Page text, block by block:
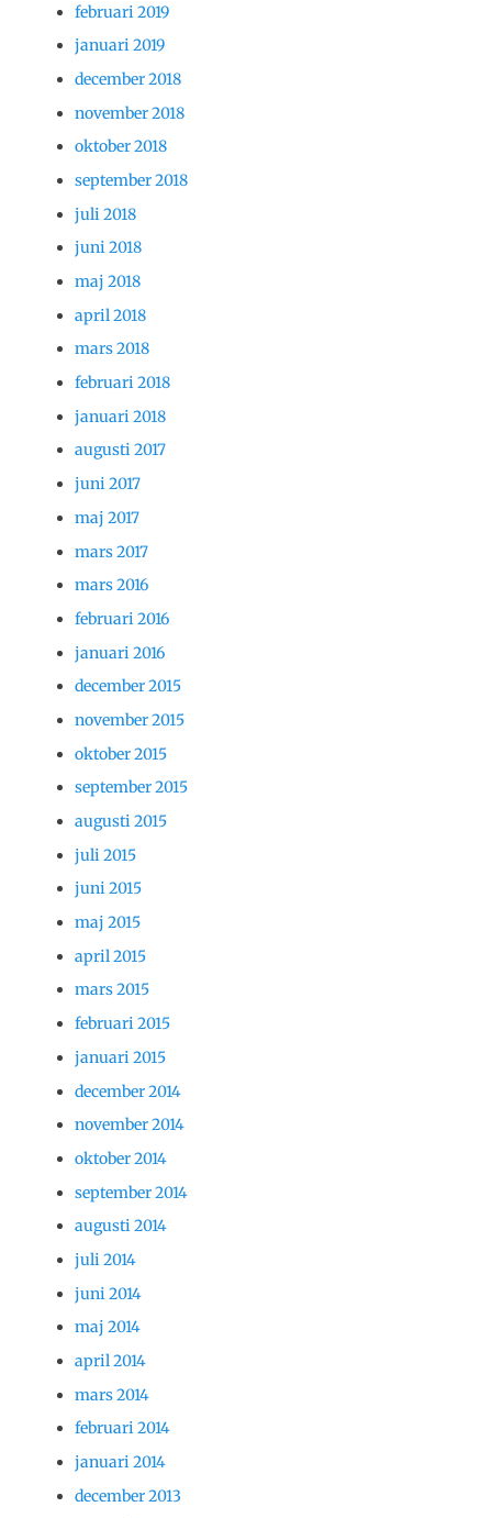
februari 2019
januari 2019
december 2018
november 2018
oktober 2018
september 2018
juli 2018
juni 2018
maj 2018
april 2018
mars 2018
februari 2018
januari 2018
augusti 2017
juni 2017
maj 2017
mars 2017
mars 2016
februari 2016
januari 2016
december 2015
november 2015
oktober 2015
september 2015
augusti 2015
juli 2015
juni 2015
maj 2015
april 2015
mars 2015
februari 2015
januari 2015
december 2014
november 2014
oktober 2014
september 2014
augusti 2014
juli 2014
juni 2014
maj 2014
april 2014
mars 2014
februari 2014
januari 2014
december 2013